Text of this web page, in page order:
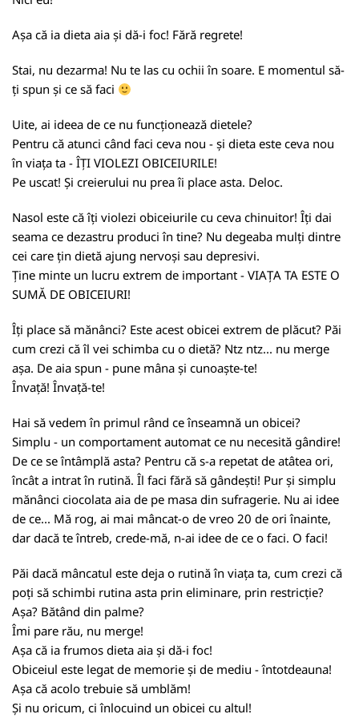
Așa că ia dieta aia și dă-i foc! Fără regrete!
Stai, nu dezarma! Nu te las cu ochii în soare. E momentul să-
ți spun și ce să faci
Uite, ai ideea de ce nu funcționează dietele?
Pentru că atunci când faci ceva nou - și dieta este ceva nou
în viața ta - ÎȚI VIOLEZI OBICEIURILE!
Pe uscat! Și creierului nu prea îi place asta. Deloc.
Nasol este că îți violezi obiceiurile cu ceva chinuitor! Îți dai
seama ce dezastru produci în tine? Nu degeaba mulți dintre
cei care țin dietă ajung nervoși sau depresivi.
Ține minte un lucru extrem de important - VIAȚA TA ESTE O
SUMĂ DE OBICEIURI!
Îți place să mănânci? Este acest obicei extrem de plăcut? Păi
cum crezi că îl vei schimba cu o dietă? Ntz ntz... nu merge
așa. De aia spun - pune mâna și cunoaște-te!
Învață! Învață-te!
Hai să vedem în primul rând ce înseamnă un obicei?
Simplu - un comportament automat ce nu necesită gândire!
De ce se întâmplă asta? Pentru că s-a repetat de atâtea ori,
încât a intrat în rutină. Îl faci fără să gândești! Pur și simplu
mănânci ciocolata aia de pe masa din sufragerie. Nu ai idee
de ce... Mă rog, ai mai mâncat-o de vreo 20 de ori înainte,
dar dacă te întreb, crede-mă, n-ai idee de ce o faci. O faci!
Păi dacă mâncatul este deja o rutină în viața ta, cum crezi că
poți să schimbi rutina asta prin eliminare, prin restricție?
Așa? Bătând din palme?
Îmi pare rău, nu merge!
Așa că ia frumos dieta aia și dă-i foc!
Obiceiul este legat de memorie și de mediu - întotdeauna!
Așa că acolo trebuie să umblăm!
Și nu oricum, ci înlocuind un obicei cu altul!